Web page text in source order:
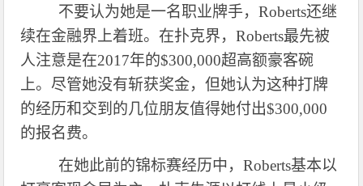
不要认为她是一名职业牌手，Roberts还继
续在金融界上着班。在扑克界，Roberts最先被
人注意是在2017年的$300,000超高额豪客碗
上。尽管她没有斩获奖金，但她认为这种打牌
的经历和交到的几位朋友值得她付出$300,000
的报名费。
在她此前的锦标赛经历中，Roberts基本以